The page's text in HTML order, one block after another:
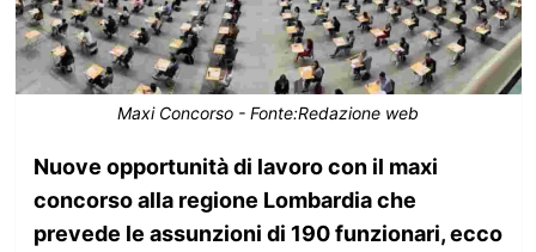
Maxi Concorso - Fonte:Redazione web
Nuove opportunità di lavoro con il maxi
concorso alla regione Lombardia che
prevede le assunzioni di 190 funzionari, ecco